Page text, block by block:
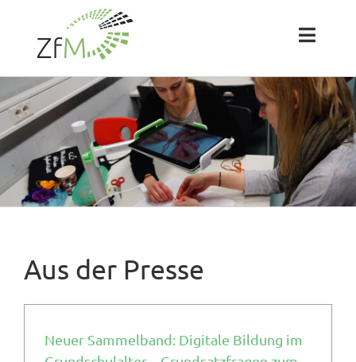
springen
Toggle
Das ZfM
Team
Projekte
Aus der Presse
Neuer Sammelband: Digitale Bildung im